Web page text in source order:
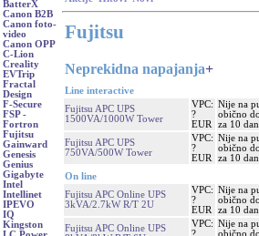
BatterX
Canon B2B
Canon foto-
video
Canon OPP
C-Lion
Creality
EVTrip
Fractal
Design
F-Secure
FSP -
Fortron
Fujitsu
Gainward
Genesis
Genius
Gigabyte
Intel
Intellinet
IPEVO
IQ
Kingston
Fujitsu
Neprekidna napajanja+
Line interactive
Fujitsu APC UPS
1500VA/1000W Tower
VPC:
?
EUR
Nije na
obično
za 10
Fujitsu APC UPS
750VA/500W Tower
VPC:
?
EUR
Nije na
obično
za 10
On line
Fujitsu APC Online UPS
3kVA/2.7kW R/T 2U
VPC:
?
EUR
Nije na
obično
za 10
Fujitsu APC Online UPS
VPC:
?
Nije na
obično